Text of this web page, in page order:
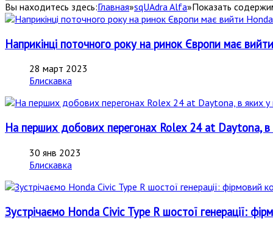
Вы находитесь здесь:Главная»sqUAdra Alfa»Показать
Наприкінці поточного року на ринок Європи має
28 март 2023
Блискавка
На перших добових перегонах Rolex 24 at Daytona, в
30 янв 2023
Блискавка
Зустрічаємо Honda Civic Type R шостої генерації: